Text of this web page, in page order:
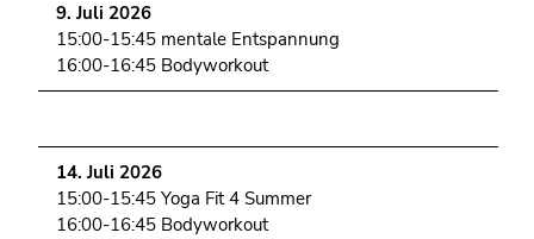
9. Juli 2026
15:00-15:45 mentale Entspannung
16:00-16:45 Bodyworkout
14. Juli 2026
15:00-15:45 Yoga Fit 4 Summer
16:00-16:45 Bodyworkout